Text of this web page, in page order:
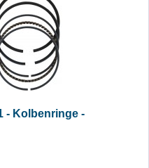
- Kolbenringe -